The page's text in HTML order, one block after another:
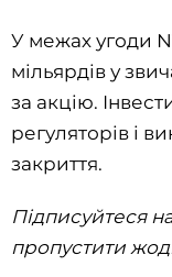
У межах угоди
мільярдів у
за акцію.
регуляторів і
закриття.
Підписуйтеся
пропустити